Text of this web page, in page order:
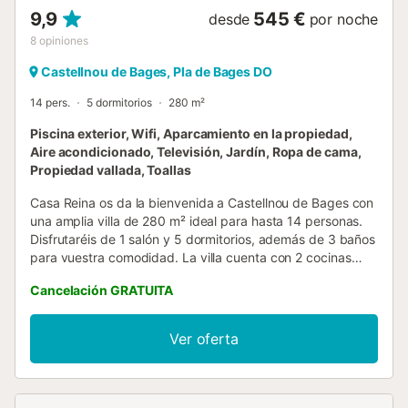
9,9
8 opiniones
desde 545 € por noche
Castellnou de Bages, Pla de Bages DO
14 pers. 5 dormitorios 280 m²
Piscina exterior, Wifi, Aparcamiento en la propiedad,
Aire acondicionado, Televisión, Jardín, Ropa de cama,
Propiedad vallada, Toallas
Casa Reina os da la bienvenida a Castellnou de Bages con
una amplia villa de 280 m² ideal para hasta 14 personas.
Disfrutaréis de 1 salón y 5 dormitorios, además de 3 baños
para vuestra comodidad. La villa cuenta con 2 cocinas
velocidad para videollamadas, aire acondicionado en
ambos salones, televisión privada, lavadora, secadora,
calefacción por radiadores en toda la casa y cafetera.
Para familias con niños, hay 2 tronas, cuna y juguetes y
libros compartidos. En el exterior, podréis relajaros en el
Cancelación GRATUITA
Ver oferta